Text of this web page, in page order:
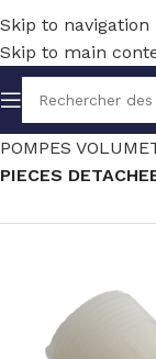
Skip to navigation
Skip to main
Accueil
POMPES
PIECES